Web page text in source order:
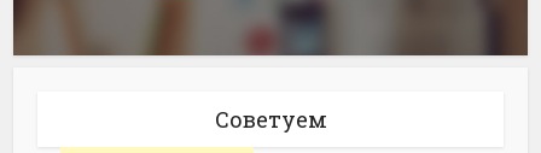
Советуем